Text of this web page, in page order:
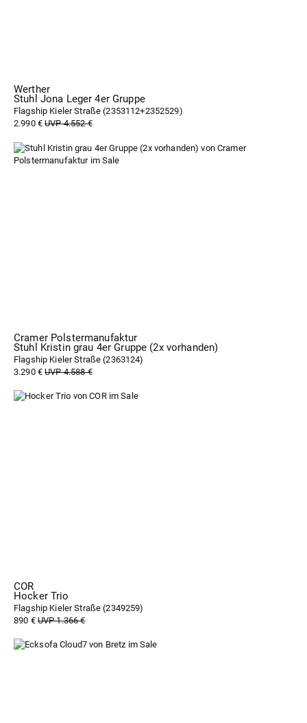
Werther
Stuhl Jona Leger 4er Gruppe
Flagship Kieler Straße (2353112+2352529)
2.990 €UVP 4.552 €
Cramer Polstermanufaktur
Stuhl Kristin grau 4er Gruppe (2x vorhanden)
Flagship Kieler Straße (2363124)
3.290 €UVP 4.588 €
COR
Hocker Trio
Flagship Kieler Straße (2349259)
890 €UVP 1.366 €